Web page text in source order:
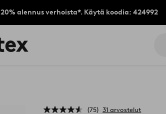
20% alennus verhoista*. Käytä koodia: 424992
75 31 arvostelut